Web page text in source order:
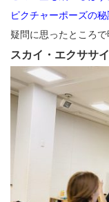
ピクチャーポーズの
疑問に思ったところで
スカイ・エクササ